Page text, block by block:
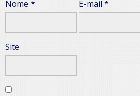
Nome * E-mail *
Site